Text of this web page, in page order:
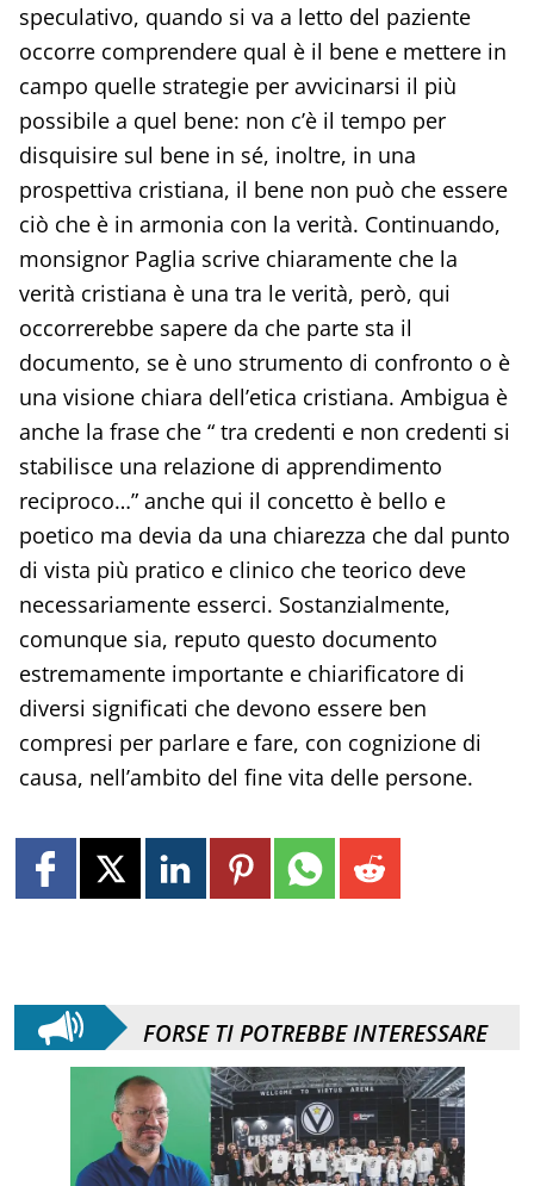
speculativo, quando si va a letto del paziente
occorre comprendere qual è il bene e mettere in
campo quelle strategie per avvicinarsi il più
possibile a quel bene: non c’è il tempo per
disquisire sul bene in sé, inoltre, in una
prospettiva cristiana, il bene non può che essere
ciò che è in armonia con la verità. Continuando,
monsignor Paglia scrive chiaramente che la
verità cristiana è una tra le verità, però, qui
occorrerebbe sapere da che parte sta il
documento, se è uno strumento di confronto o è
una visione chiara dell’etica cristiana. Ambigua è
anche la frase che “ tra credenti e non credenti si
stabilisce una relazione di apprendimento
reciproco…” anche qui il concetto è bello e
poetico ma devia da una chiarezza che dal punto
di vista più pratico e clinico che teorico deve
necessariamente esserci. Sostanzialmente,
comunque sia, reputo questo documento
estremamente importante e chiarificatore di
diversi significati che devono essere ben
compresi per parlare e fare, con cognizione di
causa, nell’ambito del fine vita delle persone.
FORSE TI POTREBBE INTERESSARE